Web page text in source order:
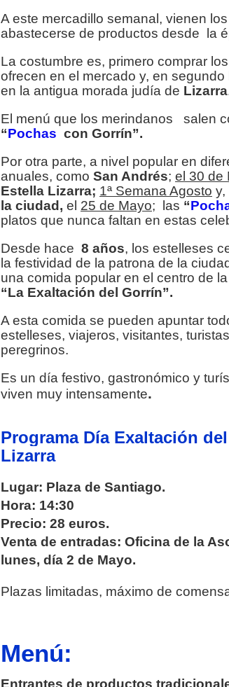
A este mercadillo semanal, vienen
abastecerse de productos desde la
La costumbre es, primero comprar
ofrecen en el mercado y, en
en la antigua morada judía de Lizarra
El menú que los merindanos salen
“Pochas con Gorrín”.
Por otra parte, a nivel popular en
anuales, como San Andrés; el 30 de
Estella Lizarra; 1ª Semana Agosto y,
la ciudad, el 25 de Mayo; las “
platos que nunca faltan en estas
Desde hace 8 años, los estelleses
la festividad de la patrona de la
una comida popular en el centro de
“La Exaltación del Gorrín”.
A esta comida se pueden apuntar
estelleses, viajeros, visitantes,
peregrinos.
Es un día festivo, gastronómico y
viven muy intensamente.
Programa Día Exaltación
Lizarra
Lugar: Plaza de Santiago.
Hora: 14:30
Precio: 28 euros.
Venta de entradas: Oficina de la
lunes, día 2 de Mayo.
Plazas limitadas, máximo de
Menú:
Entrantes de productos